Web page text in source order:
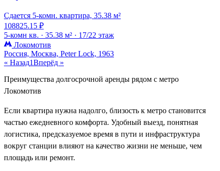
Сдается 5-комн. квартира, 35.38 м²
108825.15 ₽
5-комн кв. · 35.38 м² · 17/22 этаж
Локомотив
Россия, Москва, Peter Lock, 1963
« Назад1Вперёд »
Преимущества долгосрочной аренды рядом с метро
Локомотив
Если квартира нужна надолго, близость к метро становится
частью ежедневного комфорта. Удобный выезд, понятная
логистика, предсказуемое время в пути и инфраструктура
вокруг станции влияют на качество жизни не меньше, чем
площадь или ремонт.